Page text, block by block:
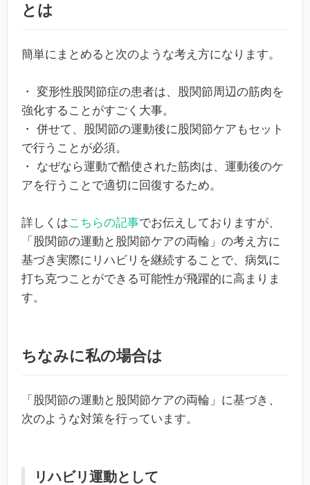
とは
簡単にまとめると次のような考え方になります。
・ 変形性股関節症の患者は、股関節周辺の筋肉を
強化することがすごく大事。
・ 併せて、股関節の運動後に股関節ケアもセット
で行うことが必須。
・ なぜなら運動で酷使された筋肉は、運動後のケ
アを行うことで適切に回復するため。
詳しくはこちらの記事でお伝えしておりますが、
「股関節の運動と股関節ケアの両輪」の考え方に
基づき実際にリハビリを継続することで、病気に
打ち克つことができる可能性が飛躍的に高まりま
す。
ちなみに私の場合は
「股関節の運動と股関節ケアの両輪」に基づき、
次のような対策を行っています。
リハビリ運動として